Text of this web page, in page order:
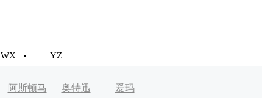
WX YZ
阿斯顿马 奥特迅 爱玛